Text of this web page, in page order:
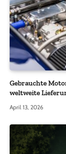
Gebrauchte
weltweite
April 13, 2026